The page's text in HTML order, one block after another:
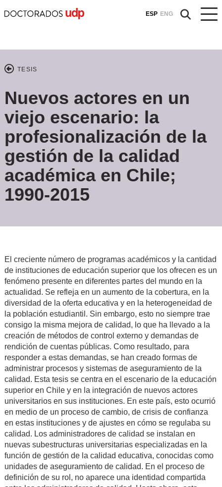
ESP ENG
TESIS
Nuevos actores en un
viejo escenario: la
profesionalización de la
gestión de la calidad
académica en Chile;
1990-2015
El creciente número de programas académicos y la cantidad
de instituciones de educación superior que los ofrecen es un
fenómeno presente en diferentes partes del mundo en la
actualidad. Se refleja en un aumento de la cobertura, en la
diversidad de la oferta educativa y en la heterogeneidad de
la población estudiantil. Sin embargo, esto no siempre trae
consigo la misma mejora de calidad, lo que ha llevado a la
creación de métodos de control externo y demandas de
rendición de cuentas públicas. Como resultado, para
responder a estas demandas, se han creado formas de
administrar procesos y sistemas de aseguramiento de la
calidad. Esta tesis se centra en el escenario de la educación
superior en Chile y en la integración de nuevos actores
universitarios en sus instituciones. En este país, esto ocurrió
en medio de un proceso de cambio, de crisis de confianza
en estas instituciones y de ajustes en cómo se regulaba su
calidad. Los administradores de calidad se instalan en
nuevas subestructuras universitarias especializadas en la
función de gestión de la calidad educativa, conocidas como
unidades de aseguramiento de calidad. En el proceso de
definición de su rol, no aparece una identidad compartida